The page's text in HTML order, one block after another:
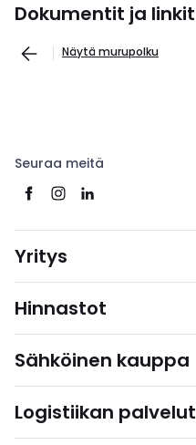
Dokumentit ja linkit
Näytä murupolku
Seuraa meitä
Yritys
Hinnastot
Sähköinen kauppa
Logistiikan palvelut